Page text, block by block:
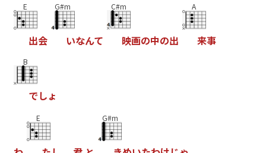
E
出会
G#m
いなんて
C#m
映画の中の出
A
来事
B
でしょ
E G#m